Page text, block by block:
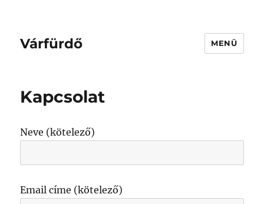
Várfürdő MENÜ
Kapcsolat
Neve (kötelező)
Email címe (kötelező)